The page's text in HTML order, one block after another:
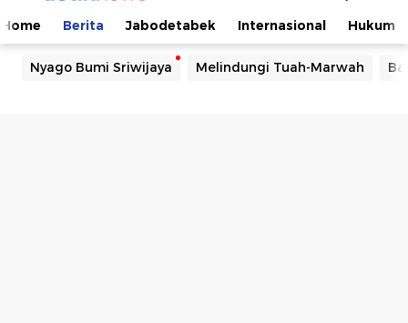
Home Berita Jabodetabek Internasional Hukum
Nyago Bumi Sriwijaya Melindungi Tuah-Marwah